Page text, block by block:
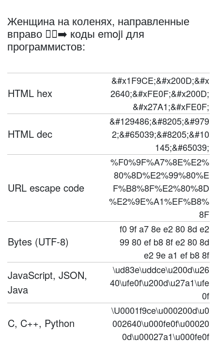
Женщина на коленях, направленные
вправо 🧎‍♀️‍➡️ коды emoji для
программистов:
HTML hex
&#x1F9CE;&#x200D;&#x
2640;&#xFE0F;&#x200D;
&#x27A1;&#xFE0F;
HTML dec
&#129486;&#8205;&#979
2;&#65039;&#8205;&#10
145;&#65039;
URL escape code
%F0%9F%A7%8E%E2%
80%8D%E2%99%80%E
F%B8%8F%E2%80%8D
%E2%9E%A1%EF%B8%
8F
Bytes (UTF-8)
f0 9f a7 8e e2 80 8d e2
99 80 ef b8 8f e2 80 8d
e2 9e a1 ef b8 8f
JavaScript, JSON,
Java
\ud83e\uddce\u200d\u26
40\ufe0f\u200d\u27a1\ufe
0f
C, C++, Python
\U0001f9ce\u000200d\u0
002640\u000fe0f\u00020
0d\u00027a1\u000fe0f